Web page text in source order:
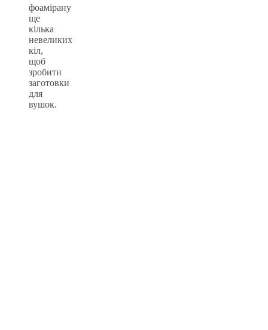
фоамірану
ще
кілька
невеликих
кіл,
щоб
зробити
заготовки
для
вушок.